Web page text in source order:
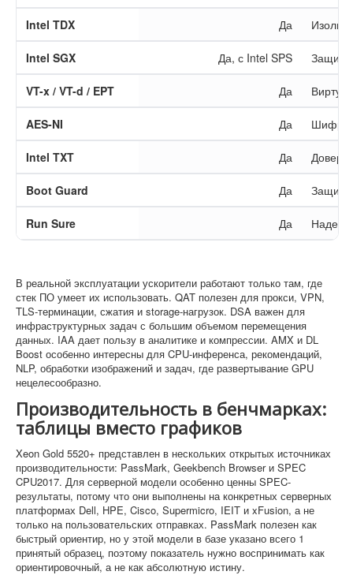
Intel TDX Да
Intel SGX Да, с Intel SPS
VT-x / VT-d / EPT Да
AES-NI Да
Intel TXT Да
Boot Guard Да Защита
Run Sure Да
В реальной эксплуатации ускорители работают только там, где
стек ПО умеет их использовать. QAT полезен для прокси, VPN,
TLS-терминации, сжатия и storage-нагрузок. DSA важен для
инфраструктурных задач с большим объемом перемещения
данных. IAA дает пользу в аналитике и компрессии. AMX и DL
Boost особенно интересны для CPU-инференса, рекомендаций,
NLP, обработки изображений и задач, где развертывание GPU
нецелесообразно.
Производительность в бенчмарках:
таблицы вместо графиков
Xeon Gold 5520+ представлен в нескольких открытых источниках
производительности: PassMark, Geekbench Browser и SPEC
CPU2017. Для серверной модели особенно ценны SPEC-
результаты, потому что они выполнены на конкретных серверных
платформах Dell, HPE, Cisco, Supermicro, IEIT и xFusion, а не
только на пользовательских отправках. PassMark полезен как
быстрый ориентир, но у этой модели в базе указано всего 1
принятый образец, поэтому показатель нужно воспринимать как
ориентировочный, а не как абсолютную истину.